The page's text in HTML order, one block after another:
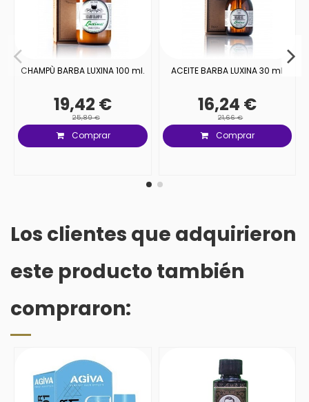
CHAMPÙ BARBA LUXINA 100 ml.
19,42 €
25,89 €
Comprar
ACEITE BARBA LUXINA 30 ml
16,24 €
21,66 €
Comprar
Los clientes que adquirieron
este producto también
compraron: